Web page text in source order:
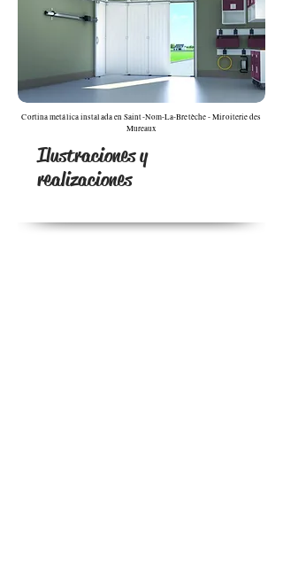
Cortina metálica instalada en Saint-Nom-La-Bretèche - Miroiterie des
Mureaux
Ilustraciones y
realizaciones